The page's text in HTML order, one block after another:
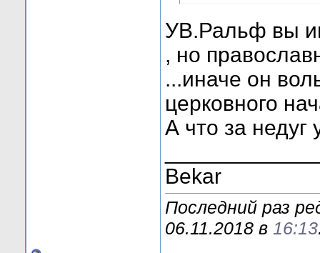
УВ.Ральф вы
, но
...иначе он
церковного
А что за недуг
Bekar
Последний раз
06.11.2018 в 16:13